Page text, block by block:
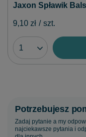
Jaxon Spławik
9,10 zł / szt.
Potrzebujesz
Zadaj pytanie a my
najciekawsze pytania i